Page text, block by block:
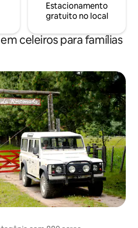
Estacionamento
gratuito no local
celeiros para famílias